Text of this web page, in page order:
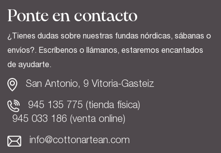
Ponte en contacto
¿Tienes dudas sobre nuestras fundas nórdicas, sábanas o
envíos?. Escríbenos o llámanos, estaremos encantados
de ayudarte.
San Antonio, 9 Vitoria-Gasteiz
945 135 775 (tienda física)
945 033 186 (venta online)
info@cottonartean.com